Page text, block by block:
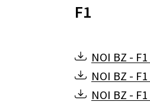
F1
NOI BZ - F1
NOI BZ - F1
NOI BZ - F1